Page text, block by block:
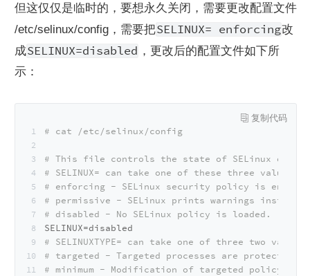
但这仅仅是临时的，要想永久关闭，需要更改配置文件
/etc/selinux/config，需要把SELINUX= enforcing改
成SELINUX=disabled ，更改后的配置文件如下所
示：
# cat /etc/selinux/config
# This file controls the state of SELinux on the
# SELINUX= can take one of these three values:
# enforcing - SELinux security policy is
# permissive - SELinux prints warnings instead
# disabled - No SELinux policy is loaded.
SELINUX=disabled
# SELINUXTYPE= can take one of three two values:
# targeted - Targeted processes are protected,
# minimum - Modification of targeted policy.